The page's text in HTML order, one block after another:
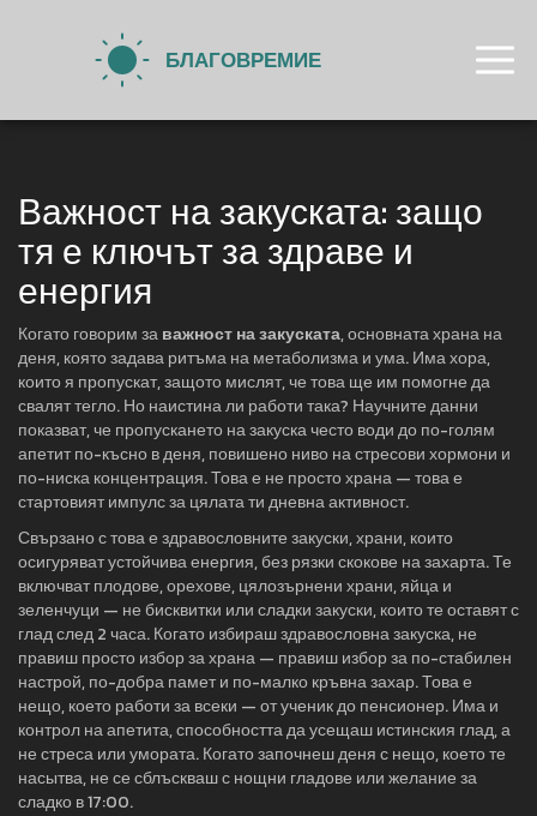
Важност на закуската: защо
тя е ключът за здраве и
енергия
Когато говорим заважност на закуската,основната храна на
деня, която задава ритъма на метаболизма и ума. Има хора,
които я пропускат, защото мислят, че това ще им помогне да
свалят тегло. Но наистина ли работи така? Научните данни
показват, че пропускането на закуска често води до по-голям
апетит по-късно в деня, повишено ниво на стресови хормони и
по-ниска концентрация. Това е не просто храна — това е
стартовият импулс за цялата ти дневна активност.
Свързано с това ездравословните закуски,храни, които
осигуряват устойчива енергия, без рязки скокове на захарта. Те
включват плодове, орехове, цялозърнени храни, яйца и
зеленчуци — не бисквитки или сладки закуски, които те оставят с
глад след 2 часа. Когато избираш здравословна закуска, не
правиш просто избор за храна — правиш избор за по-стабилен
настрой, по-добра памет и по-малко кръвна захар. Това е
нещо, което работи за всеки — от ученик до пенсионер. Има и
контрол на апетита,способността да усещаш истинския глад, а
не стреса или умората. Когато започнеш деня с нещо, което те
насытва, не се сблъскваш с нощни гладове или желание за
сладко в 17:00.